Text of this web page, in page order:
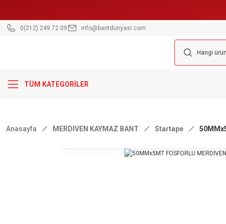
0(212) 249 72 09 info@bantdunyasi.com
TÜM KATEGORİLER
Anasayfa MERDİVEN KAYMAZ BANT Startape